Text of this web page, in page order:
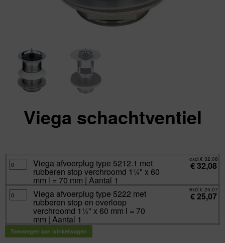
Viega schachtventiel
Viega
afvoerplug
type
rubberen
stop
verchroomd
l
=
70
Viega afvoerplug type 5212.1 met
rubberen stop verchroomd 1¼" x 60
mm l = 70 mm | Aantal 1
excl.€ 32,08
€32,08
Viega
afvoerplug
type
stop
en
overloop
Viega afvoerplug type 5222 met
rubberen stop en overloop
verchroomd 1¼" x 60 mm l = 70
mm | Aantal 1
excl.€ 25,07
€25,07
Toevoegen aan winkelwagen